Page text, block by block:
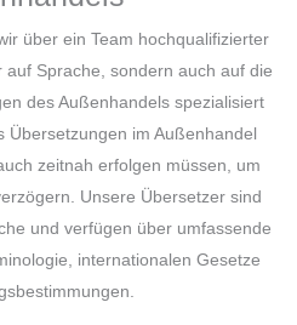
über ein Team hochqualifizierter
Sprache, sondern auch auf die
des Außenhandels spezialisiert
Übersetzungen im Außenhandel
zeitnah erfolgen müssen, um
Unsere Übersetzer sind
und verfügen über umfassende
internationalen Gesetze